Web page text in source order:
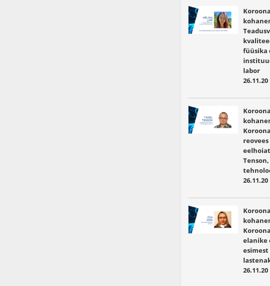
füüsika
labor
26.11.20
26.11.20
elanike
esimest
26.11.20